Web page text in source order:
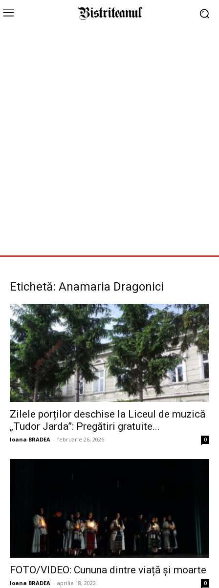
Etichetă: Anamaria Dragonici
Zilele porților deschise la Liceul de muzică
„Tudor Jarda”: Pregătiri gratuite...
Ioana BRADEA - februarie 26, 2026 0
FOTO/VIDEO: Cununa dintre viață și moarte
Ioana BRADEA - aprilie 18, 2022 0